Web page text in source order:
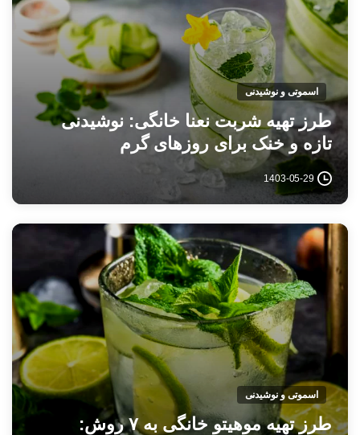
اسموتی و نوشیدنی
طرز تهیه شربت نعنا خانگی: نوشیدنی
تازه و خنک برای روزهای گرم
1403-05-29
اسموتی و نوشیدنی
طرز تهیه موهیتو خانگی به ۷ روش: